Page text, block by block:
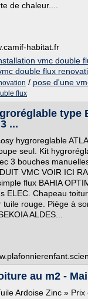
de chaleur....
habitat.fr
vmc double
double flux
/ pose d'une
flux
type
...
hygroreglable
seul. Kit
3 bouches
VMC VOIR ICI
flux BAHIA
ELEC. Chapeau
tuile rouge. Piège à
ALDES...
au m2 -
Ardoise Zinc »